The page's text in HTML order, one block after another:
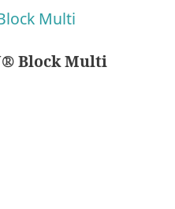
Block Multi